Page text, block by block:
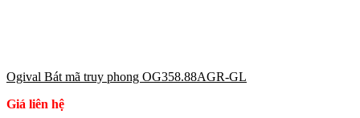
Ogival Bát mã truy phong OG358.88AGR-GL
Giá liên hệ